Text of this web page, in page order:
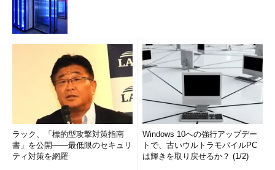
ラック、「標的型攻撃対策指南
書」を公開――最低限のセキュリ
ティ対策を網羅
Windows 10への強行アップデー
トで、古いウルトラモバイルPC
は輝きを取り戻せるか？ (1/2)